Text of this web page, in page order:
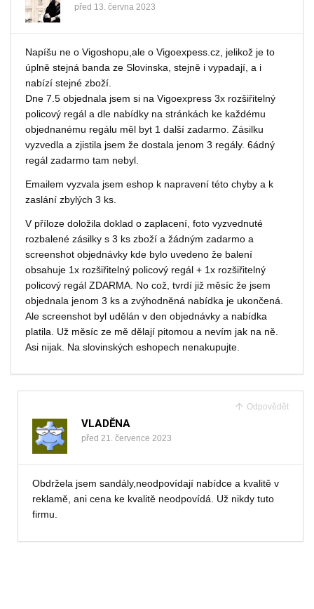
před 13. června 2023
Napíšu ne o Vigoshopu,ale o Vigoexpess.cz, jelikož je to
úplně stejná banda ze Slovinska, stejně i vypadají, a i
nabízí stejné zboží.
Dne 7.5 objednala jsem si na Vigoexpress 3x rozšiřitelný
policový regál a dle nabídky na stránkách ke každému
objednanému regálu měl byt 1 další zadarmo. Zásilku
vyzvedla a zjistila jsem že dostala jenom 3 regály. 6ádný
regál zadarmo tam nebyl.
Emailem vyzvala jsem eshop k napravení této chyby a k
zaslání zbylých 3 ks.
V příloze doložila doklad o zaplacení, foto vyzvednuté
rozbalené zásilky s 3 ks zboží a žádným zadarmo a
screenshot objednávky kde bylo uvedeno že balení
obsahuje 1x rozšiřitelný policový regál + 1x rozšiřitelný
policový regál ZDARMA. No což, tvrdí již měsíc že jsem
objednala jenom 3 ks a zvýhodněná nabídka je ukončená.
Ale screenshot byl udělán v den objednávky a nabídka
platila. Už měsíc ze mě dělají pitomou a nevím jak na ně.
Asi nijak. Na slovinských eshopech nenakupujte.
Odpovědět
VLADĚNA
před 21. července 2023
Obdržela jsem sandály,neodpovídají nabídce a kvalitě v
reklamě, ani cena ke kvalitě neodpovídá. Už nikdy tuto
firmu.